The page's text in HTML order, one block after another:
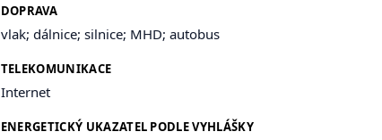
DOPRAVA
vlak; dálnice; silnice; MHD; autobus
TELEKOMUNIKACE
Internet
ENERGETICKÝ UKAZATEL PODLE VYHLÁŠKY